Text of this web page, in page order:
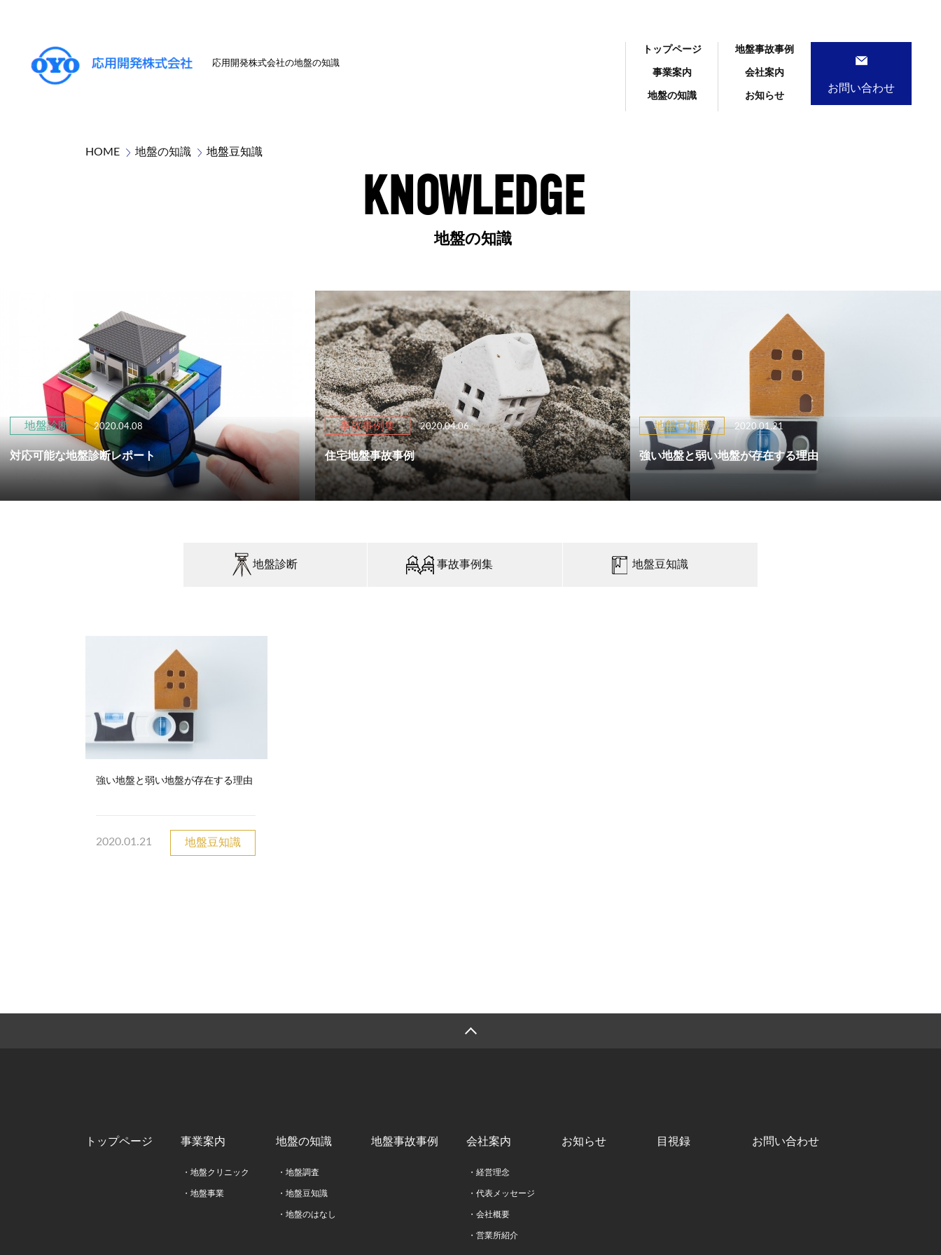
応用開発株式会社の地盤の知識
トップページ
事業案内
地盤の知識
地盤事故事例
会社案内
お知らせ
お問い合わせ
HOME 地盤の知識 地盤豆知識
KNOWLEDGE
地盤の知識
地盤診断 2020.04.08
対応可能な地盤診断レポート
事故事例集 2020.04.06
住宅地盤事故事例
地盤豆知識 2020.01.21
強い地盤と弱い地盤が存在する理由
地盤診断 事故事例集 地盤豆知識
強い地盤と弱い地盤が存在する理由
2020.01.21 地盤豆知識
トップページ 事業案内
・地盤クリニック
・地盤事業
地盤の知識
・地盤調査
・地盤豆知識
・地盤のはなし
地盤事故事例 会社案内
・経営理念
・代表メッセージ
・会社概要
・営業所紹介
お知らせ 目視録 お問い合わせ